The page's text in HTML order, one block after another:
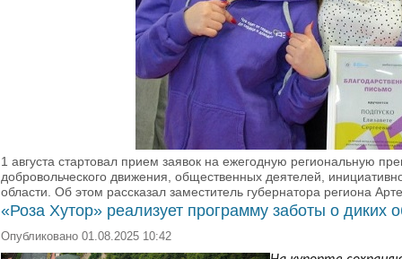
1 августа стартовал прием заявок на ежегодную региональную
добровольческого движения, общественных деятелей,
области. Об этом рассказал заместитель губернатора региона
«Роза Хутор» реализует программу заботы о диких
Опубликовано 01.08.2025 10:42